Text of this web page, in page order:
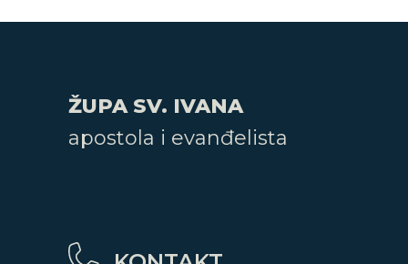
ŽUPA SV. IVANA
apostola i evanđelista